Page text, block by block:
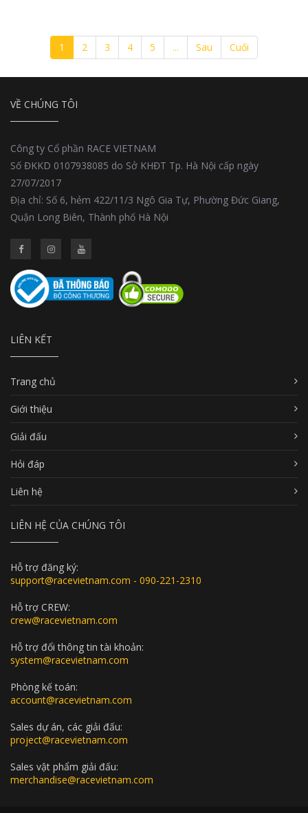
1 2 3 4 5 ... Sau Cuối
VỀ CHÚNG TÔI
Công ty Cổ phần RACE VIETNAM
Số ĐKKD 0107938085 do Sở KHĐT Tp. Hà Nội cấp ngày
27/07/2017
Địa chỉ: Số 6, hẻm 422/11/3 Ngô Gia Tự, Phường Đức Giang,
Quận Long Biên, Thành phố Hà Nội
LIÊN KẾT
Trang chủ
Giới thiệu
Giải đấu
Hỏi đáp
Liên hệ
LIÊN HỆ CỦA CHÚNG TÔI
Hỗ trợ đăng ký:
support@racevietnam.com - 090-221-2310
Hỗ trợ CREW:
crew@racevietnam.com
Hỗ trợ đổi thông tin tài khoản:
system@racevietnam.com
Phòng kế toán:
account@racevietnam.com
Sales dự án, các giải đấu:
project@racevietnam.com
Sales vật phẩm giải đấu:
merchandise@racevietnam.com